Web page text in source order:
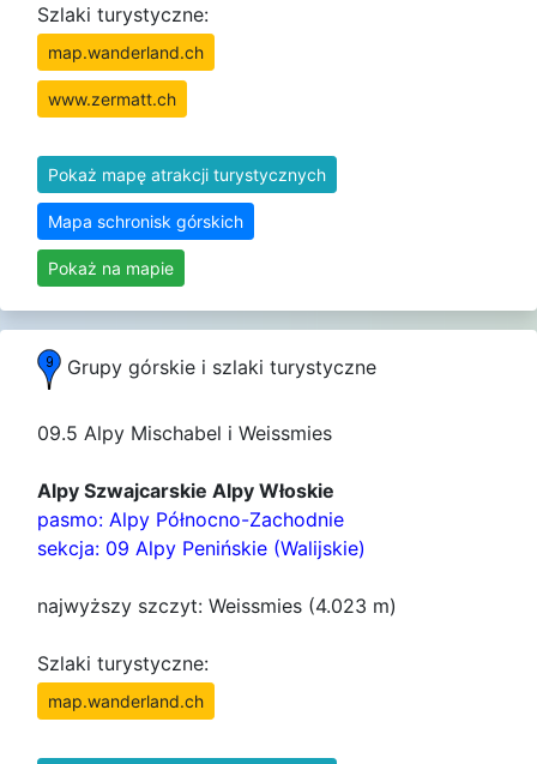
Szlaki turystyczne:
map.wanderland.ch
www.zermatt.ch
Pokaż mapę atrakcji turystycznych
Mapa schronisk górskich
Pokaż na mapie
Grupy górskie i szlaki turystyczne
09.5 Alpy Mischabel i Weissmies
Alpy Szwajcarskie Alpy Włoskie
pasmo: Alpy Północno-Zachodnie
sekcja: 09 Alpy Penińskie (Walijskie)
najwyższy szczyt: Weissmies (4.023 m)
Szlaki turystyczne:
map.wanderland.ch